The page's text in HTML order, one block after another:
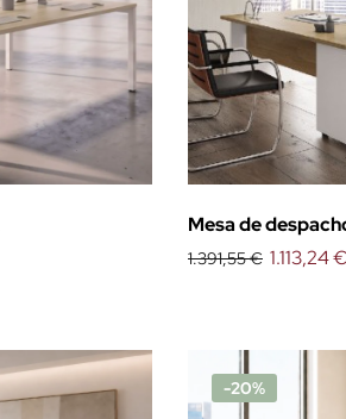
Mesa de
con mueble auxiliar
1.391,55 € 1.113,24 €
-20%